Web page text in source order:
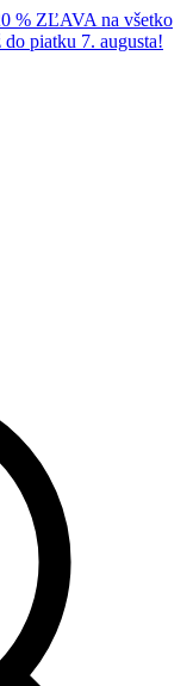
% ZĽAVA na všetko
piatku 7. augusta!